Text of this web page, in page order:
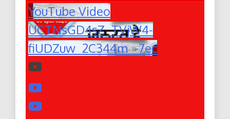
YouTube Video
UCTNsGD4sZ_TVjW4-
fiUDZuw_2C344m_-7ec